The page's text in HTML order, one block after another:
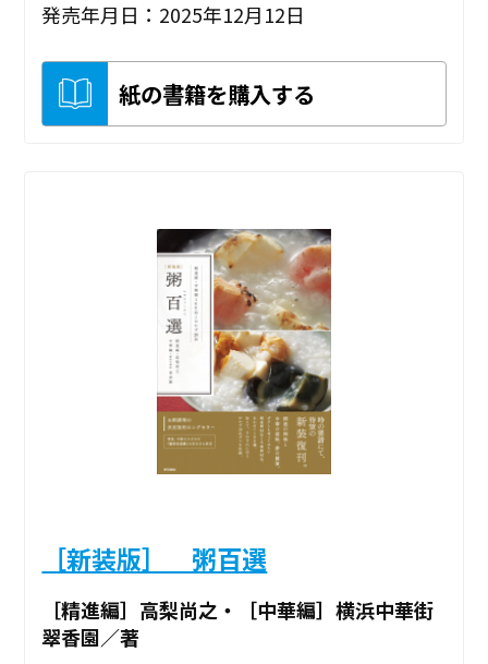
発売年月日：2025年12月12日
紙の書籍を購入する
［新装版］ 粥百選
［精進編］高梨尚之・［中華編］横浜中華街
翠香園／著